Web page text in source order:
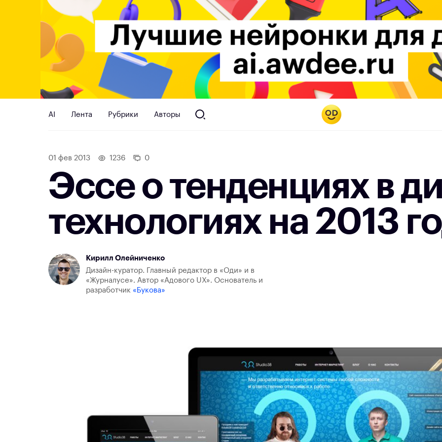
AI Лента Рубрики Авторы
01 фев 2013 1236 0
Эссе о тенденциях в
технологиях на 2013
Кирилл Олейниченко
Дизайн-куратор. Главный редактор в «Оди» и в
«Журналусе». Автор «Адового UX». Основатель и
разработчик «Букова»